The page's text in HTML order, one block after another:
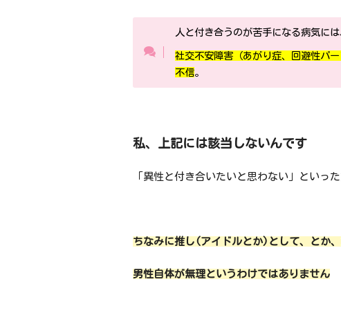
人と付き合うのが苦手になる病気に
社交不安障害（あがり症、回避性パ
不信。
私、上記には該当しないんです
「異性と付き合いたいと思わない」といっ
ちなみに推し(アイドルとか)として、とか
男性自体が無理というわけではありません